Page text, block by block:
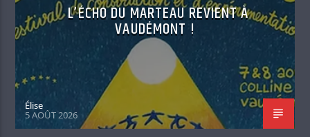
L’ÉCHO DU MARTEAU REVIENT À
VAUDÉMONT !
Élise
5 AOÛT 2026